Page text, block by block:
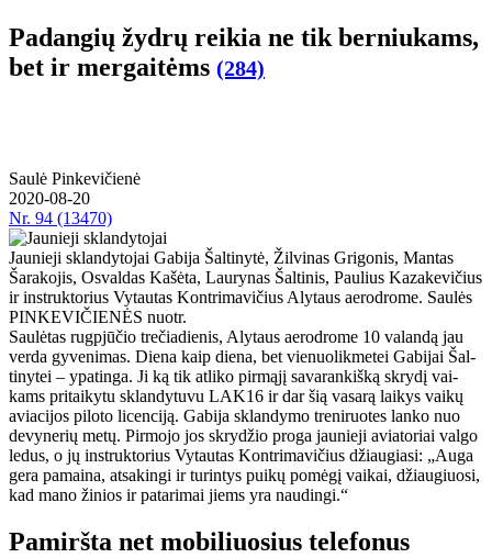
Pa­dan­gių žyd­rų rei­kia ne tik ber­niu­kams,
bet ir mer­gai­tėms (284)
Saulė Pinkevičienė
2020-08-20
Nr. 94 (13470)
Jaunieji sklandytojai Gabija Šaltinytė, Žilvinas Grigonis, Mantas
Šarakojis, Osvaldas Kašėta, Laurynas Šaltinis, Paulius Kazakevičius
ir instruktorius Vytautas Kontrimavičius Alytaus aerodrome. Saulės
PINKEVIČIENĖS nuotr.
Sau­lė­tas rug­pjū­čio tre­čia­die­nis, Aly­taus ae­ro­dro­me 10 va­lan­dą jau
ver­da gy­ve­ni­mas. Die­na kaip die­na, bet vie­nuo­lik­me­tei Ga­bi­jai Šal­
ti­ny­tei – ypa­tin­ga. Ji ką tik at­li­ko pir­mą­jį sa­va­ran­kiš­ką skry­dį vai­
kams pri­tai­ky­tu sklan­dy­tu­vu LAK16 ir dar šią va­sa­rą lai­kys vai­kų
avia­ci­jos pi­lo­to li­cen­ci­ją. Ga­bi­ja sklan­dy­mo tre­ni­ruo­tes lan­ko nuo
de­vy­ne­rių me­tų. Pir­mo­jo jos skry­džio pro­ga jau­nie­ji avia­to­riai val­go
le­dus, o jų in­struk­to­rius Vy­tau­tas Kon­tri­ma­vi­čius džiau­gia­si: „Au­ga
ge­ra pa­mai­na, at­sa­kin­gi ir tu­rin­tys pui­kų po­mė­gį vai­kai, džiau­giuo­si,
kad ma­no ži­nios ir pa­ta­ri­mai jiems yra nau­din­gi.“
Pamiršta net mobiliuosius telefonus